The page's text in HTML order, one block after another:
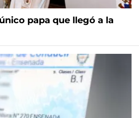
papa que llegó a la